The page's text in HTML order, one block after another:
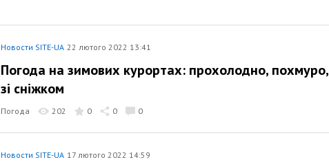
Новости SITE-UA 22 лютого 2022 13:41
Погода на зимових курортах: прохолодно, похмуро,
зі сніжком
Погода 202 0 0 0
Новости SITE-UA 17 лютого 2022 14:59